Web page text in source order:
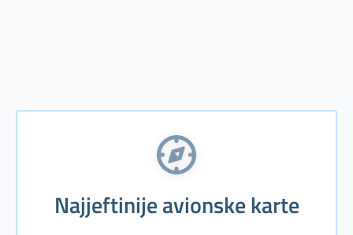
Najjeftinije avionske karte